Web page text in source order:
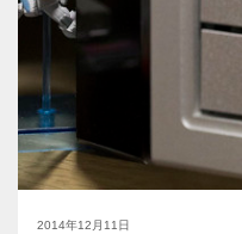
2014年12月11日